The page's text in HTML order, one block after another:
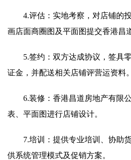
4.评估：实地考察，对店铺的
画店面商圈图及平面图提交香港昌
5.签约：双方达成协议，签具
证金，并配送相关店铺评营运资料。
6.装修：香港昌道房地产有限
表、平面图进行店铺设计。
7.培训：提供专业培训、协助
供系统管理模式及促销方案。